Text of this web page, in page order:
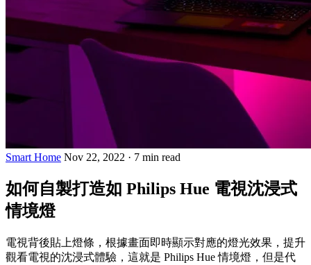
Smart Home Nov 22, 2022 · 7 min read
如何自製打造如 Philips Hue 電視沈浸式
情境燈
電視背後貼上燈條，根據畫面即時顯示對應的燈光效果，提升
觀看電視的沈浸式體驗，這就是 Philips Hue 情境燈，但是代